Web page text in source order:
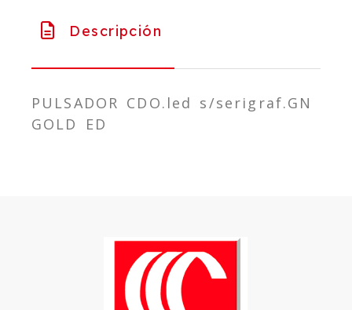
Descripción
PULSADOR CDO.led s/serigraf.GN
GOLD ED